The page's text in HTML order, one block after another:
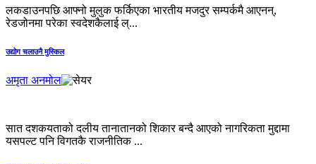
लकडाउनपछि आफ्नो मुलुक फर्किएका भारतीय मजदुर सम्पर्कमै आएनन्,
रेडजोनमा परेका स्वदेशकैलाई ल्...
उद्योग चलाउनै मुस्किल
अमृता अनमोल
सात दशकयताको दलीय तानातानको शिकार बन्दै आएको नागरिकता मुद्दामा
यसपल्ट पनि विगतकै राजनीतिक ...